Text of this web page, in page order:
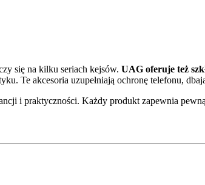
się na kilku seriach kejsów. UAG oferuje też
Te akcesoria uzupełniają ochronę telefonu,
i praktyczności. Każdy produkt zapewnia